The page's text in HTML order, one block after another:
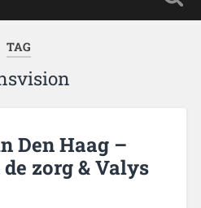
TAG
Den Haag –
zorg & Valys